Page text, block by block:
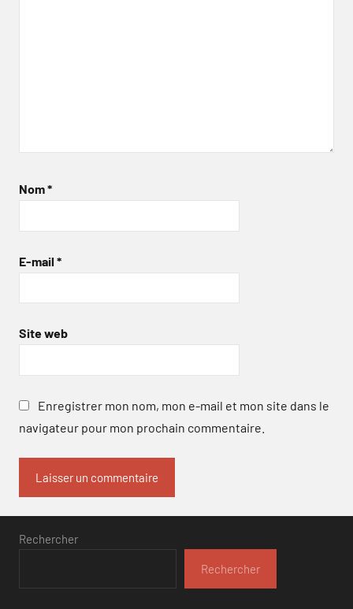
Nom*
E-mail *
Site web
Enregistrer mon nom, mon e-mail et mon site dans le
navigateur pour mon prochain commentaire.
Rechercher
Rechercher